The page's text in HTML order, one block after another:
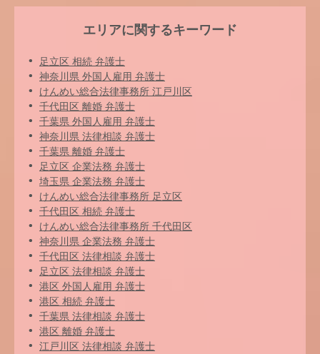
エリアに関するキーワード
足立区 相続 弁護士
神奈川県 外国人雇用 弁護士
けんめい総合法律事務所 江戸川区
千代田区 離婚 弁護士
千葉県 外国人雇用 弁護士
神奈川県 法律相談 弁護士
千葉県 離婚 弁護士
足立区 企業法務 弁護士
埼玉県 企業法務 弁護士
けんめい総合法律事務所 足立区
千代田区 相続 弁護士
けんめい総合法律事務所 千代田区
神奈川県 企業法務 弁護士
千代田区 法律相談 弁護士
足立区 法律相談 弁護士
港区 外国人雇用 弁護士
港区 相続 弁護士
千葉県 法律相談 弁護士
港区 離婚 弁護士
江戸川区 法律相談 弁護士